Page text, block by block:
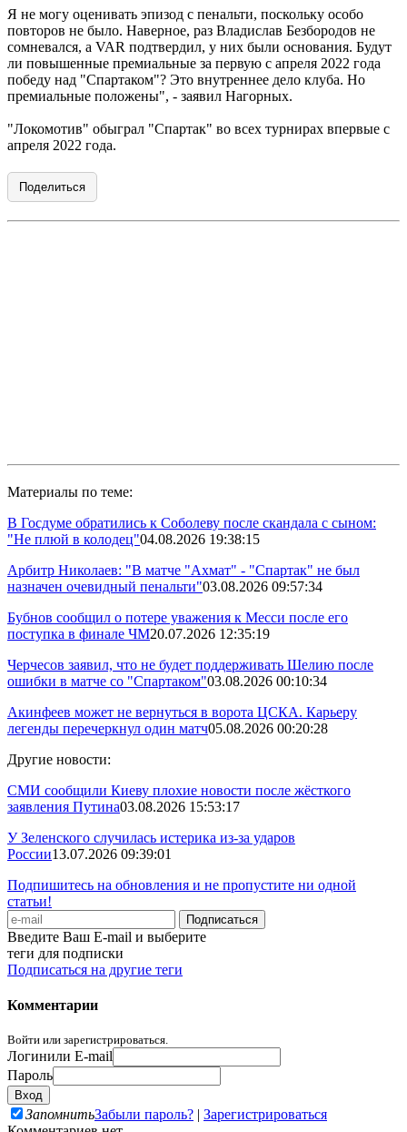
Я не могу оценивать эпизод с пенальти, поскольку особо
повторов не было. Наверное, раз Владислав Безбородов не
сомневался, а VAR подтвердил, у них были основания. Будут
ли повышенные премиальные за первую с апреля 2022 года
победу над "Спартаком"? Это внутреннее дело клуба. Но
премиальные положены", - заявил Нагорных.
"Локомотив" обыграл "Спартак" во всех турнирах впервые с
апреля 2022 года.
Поделиться
Материалы по теме:
В Госдуме обратились к Соболеву после скандала с сыном:
"Не плюй в колодец"04.08.2026 19:38:15
Арбитр Николаев: "В матче "Ахмат" - "Спартак" не был
назначен очевидный пенальти"03.08.2026 09:57:34
Бубнов сообщил о потере уважения к Месси после его
поступка в финале ЧМ20.07.2026 12:35:19
Черчесов заявил, что не будет поддерживать Шелию после
ошибки в матче со "Спартаком"03.08.2026 00:10:34
Акинфеев может не вернуться в ворота ЦСКА. Карьеру
легенды перечеркнул один матч05.08.2026 00:20:28
Другие новости:
СМИ сообщили Киеву плохие новости после жёсткого
заявления Путина03.08.2026 15:53:17
У Зеленского случилась истерика из-за ударов
России13.07.2026 09:39:01
Подпишитесь на обновления и не пропустите ни одной
статьи!
Введите Ваш E-mail и выберите
теги для подписки
Подписаться на другие теги
Комментарии
Войти или зарегистрироваться.
Логинили E-mail
Пароль
ЗапомнитьЗабыли пароль? | Зарегистрироваться